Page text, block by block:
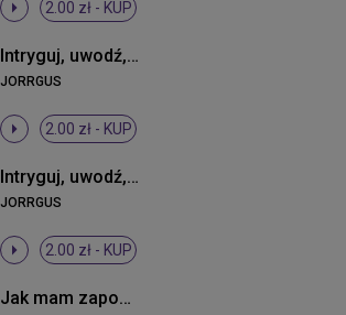
2.00 zł - KUP
Intryguj, uwodź, prowokuj mnie (Cortess One Remix)
JORRGUS
2.00 zł - KUP
Intryguj, uwodź, prowokuj mnie (Radio Edit)
JORRGUS
2.00 zł - KUP
Jak mam zapomnieć